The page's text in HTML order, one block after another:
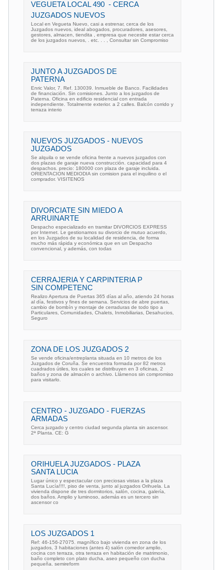
VEGUETA LOCAL 490  - CERCA
JUZGADOS NUEVOS
Local en Vegueta Nuevo, casi a estrenar, cerca de los
Juzgados nuevos, ideal abogados, procuradores, asesores,
gestores, almacen, tiendita , empresa que necesite estar cerca
de los juzgados nuevos, . etc. . . , Consultar sin Compromiso
JUNTO A JUZGADOS DE
PATERNA
Enric Valor, 7. Ref. 130039. Inmueble de Banco. Facilidades
de financiación. Sin comisiones. Junto a los juzgados de
Paterna. Oficina en edificio residencial con entrada
independiente. Totalmente exterior. a 2 calles. Balcón corrido y
terraza interio
NUEVOS JUZGADOS - NUEVOS
JUZGADOS
Se alquila o se vende oficina frente a nuevos juzgados con
dos plazas de garaje nueva construcción. capacidad para 4
despachos. precio: 180000 con plaza de garaje incluida.
ORIENTACION MEDIODIA sin comision para el inquilino o el
comprador. VISITENOS
DIVORCIATE SIN MIEDO A
ARRUINARTE
Despacho especializado en tramitar DIVORCIOS EXPRESS
por Internet. Le gestionamos su divorcio de mutuo acuerdo,
en los Juzgados de su localidad de residencia, de forma
mucho más rápida y económica que en un Despacho
convencional, y además, con todas
CERRAJERIA Y CARPINTERIA P
SIN COMPETENC
Realizo Apertura de Puertas 365 días al año, atiendo 24 horas
al día, festivos y fines de semana. Servicios de abre puertas,
cambio de bombín y montaje de cerraduras de todo tipo a
Particulares, Comunidades, Chalets, Inmobiliarias, Desahucios,
Seguro
ZONA DE LOS JUZGADOS 2
Se vende oficina/entreplanta situada en 10 metros de los
Juzgados de Coruña. Se encuentra formada por 82 metros
cuadrados útiles, los cuales se distribuyen en 3 oficinas, 2
baños y zona de almacén o archivo. Llámenos sin compromiso
para visitarlo.
CENTRO - JUZGADO - FUERZAS
ARMADAS
Cerca juzgado y centro ciudad segunda planta sin ascensor.
2ª Planta. CE: G
ORIHUELA JUZGADOS - PLAZA
SANTA LUCIA
Lugar único y espectacular con preciosas vistas a la plaza
Santa Lucía!!!!, piso de venta, junto al juzgados Orihuela. La
vivienda dispone de tres dormitorios, salón, cocina, galería,
dos baños. Amplio y luminoso, además es un tercero sin
ascensor co
LOS JUZGADOS 1
Ref: 46-156-27075. magnífico bajo vivienda en zona de los
juzgados, 3 habitaciones (antes 4) salón comedor amplio,
cocina con terraza, otra terraza en habitación de matrimonio,
baño completo con plato ducha, aseo pequeño con ducha
pequeña. semireform